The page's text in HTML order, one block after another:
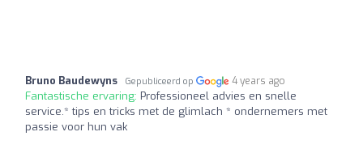
Bruno Baudewyns Gepubliceerd op 4 years ago
Fantastische ervaring: Professioneel advies en snelle
service.* tips en tricks met de glimlach * ondernemers met
passie voor hun vak